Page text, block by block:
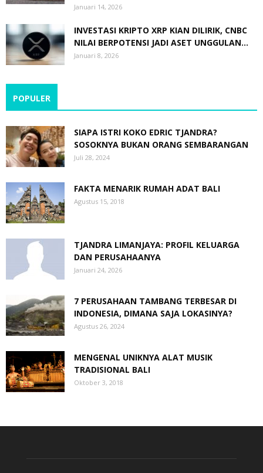
Januari 14, 2026
INVESTASI KRIPTO XRP KIAN DILIRIK, CNBC
NILAI BERPOTENSI JADI ASET UNGGULAN...
Januari 8, 2026
POPULER
SIAPA ISTRI KOKO EDRIC TJANDRA?
SOSOKNYA BUKAN ORANG SEMBARANGAN
Juli 28, 2024
FAKTA MENARIK RUMAH ADAT BALI
Agustus 15, 2018
TJANDRA LIMANJAYA: PROFIL KELUARGA
DAN PERUSAHAANYA
Januari 24, 2026
7 PERUSAHAAN TAMBANG TERBESAR DI
INDONESIA, DIMANA SAJA LOKASINYA?
Agustus 26, 2024
MENGENAL UNIKNYA ALAT MUSIK
TRADISIONAL BALI
Oktober 3, 2018